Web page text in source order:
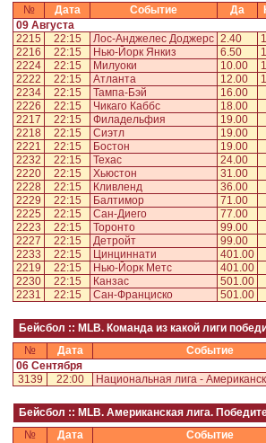
№
Дата Событие Да
09 Августа
2215
22:15 Лос-Анджелес Доджерс 2.40
2216
22:15 Нью-Йорк Янкиз 6.50
2224
22:15 Милуоки 10.00
2222
22:15 Атланта 12.00
2234
22:15 Тампа-Бэй
16.00
2226
22:15 Чикаго Каббс
18.00
2217
22:15 Филадельфия
19.00
2218
22:15 Сиэтл
19.00
2221
22:15 Бостон
19.00
2232
22:15 Техас
24.00
2220
22:15 Хьюстон
31.00
2228
22:15 Кливленд
36.00
2229
22:15 Балтимор
71.00
2225
22:15 Сан-Диего
77.00
2223
22:15 Торонто
99.00
2227
22:15 Детройт
99.00
2233
22:15 Цинциннати
401.00
2219
22:15 Нью-Йорк Метс
401.00
2230
22:15 Канзас
501.00
2231
22:15 Сан-Франциско 501.00
Бейсбол :: MLB. Команда из какой лиги
№
Дата Событие
06 Сентября
3139
22:00 Национальная лига -
Бейсбол :: MLB. Американская лига.
№
Дата Событие